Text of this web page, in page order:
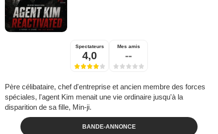
Spectateurs
4,0
Mes amis
--
Père célibataire, chef d'entreprise et ancien membre des forces
spéciales, l'agent Kim menait une vie ordinaire jusqu'à la
disparition de sa fille, Min-ji.
BANDE-ANNONCE